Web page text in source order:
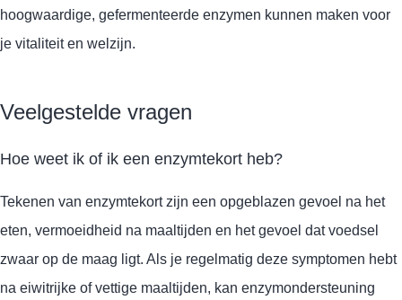
hoogwaardige, gefermenteerde enzymen kunnen maken voor
je vitaliteit en welzijn.
Veelgestelde vragen
Hoe weet ik of ik een enzymtekort heb?
Tekenen van enzymtekort zijn een opgeblazen gevoel na het
eten, vermoeidheid na maaltijden en het gevoel dat voedsel
zwaar op de maag ligt. Als je regelmatig deze symptomen hebt
na eiwitrijke of vettige maaltijden, kan enzymondersteuning